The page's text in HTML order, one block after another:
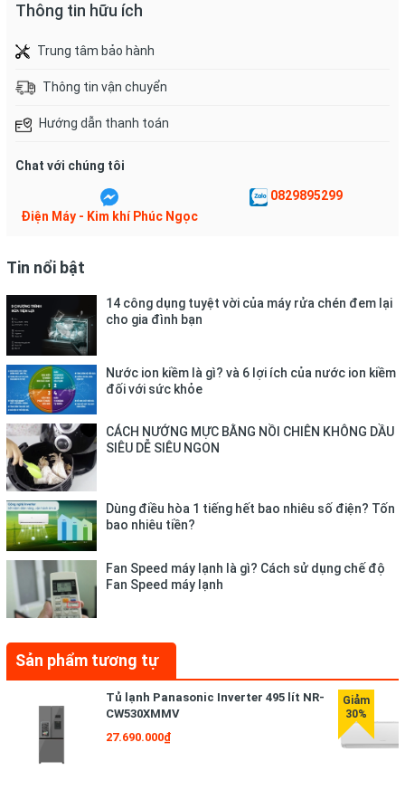
Khối lượng giặt:
9 Kg
Số người sử dụng:
Từ 3 - 5 người (8 - 9 kg)
Kiểu động cơ:
Truyền động gián tiếp (dây Curoa)
Tốc độ quay vắt tối đa:
700 vòng/phút
Chất liệu lồng giặt:
Thép không gỉ
Chất liệu vỏ máy:
Kim loại sơn tĩnh điện
Chất liệu nắp máy:
Kính chịu lực
Sản xuất tại:
Việt Nam
Thời gian bảo hành động cơ:
2 năm
Dòng sản phẩm:
2021
Mức tiêu thụ điện năng
Hiệu suất sử dụng điện:
Thông tin hữu ích
Trung tâm bảo hành
Thông tin vận chuyển
Hướng dẫn thanh toán
Chat với chúng tôi
Điện Máy - Kim khí Phúc Ngọc
0829895299
Tin nổi bật
14 công dụng tuyệt vời của máy rửa chén đem lại
cho gia đình bạn
Nước ion kiềm là gì? và 6 lợi ích của nước ion kiềm
đối với sức khỏe
CÁCH NƯỚNG MỰC BẰNG NỒI CHIÊN KHÔNG DẦU
SIÊU DỄ SIÊU NGON
Dùng điều hòa 1 tiếng hết bao nhiêu số điện? Tốn
bao nhiêu tiền?
Fan Speed máy lạnh là gì? Cách sử dụng chế độ
Fan Speed máy lạnh
Sản phẩm tương tự
Tủ lạnh Panasonic Inverter 495 lít NR-
CW530XMMV
27.690.000₫